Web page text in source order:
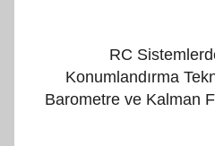
RC
Konumlandırma
Barometre ve Kalman